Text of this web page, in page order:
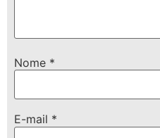
Nome *
E-mail *